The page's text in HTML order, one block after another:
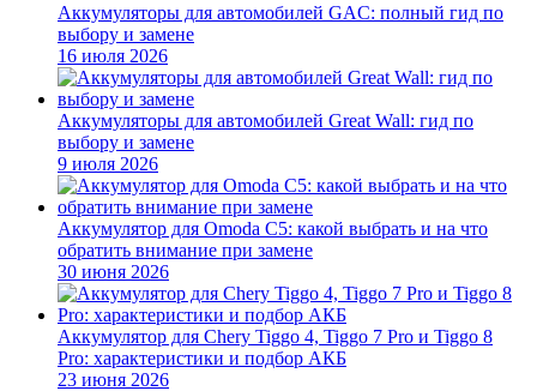
Аккумуляторы для автомобилей GAC: полный гид по
выбору и замене
16 июля 2026
Аккумуляторы для автомобилей Great Wall: гид по
выбору и замене
9 июля 2026
Аккумулятор для Omoda C5: какой выбрать и на что
обратить внимание при замене
30 июня 2026
Аккумулятор для Chery Tiggo 4, Tiggo 7 Pro и Tiggo 8
Pro: характеристики и подбор АКБ
23 июня 2026